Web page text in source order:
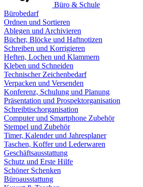
Büro & Schule
Bürobedarf
Ordnen und Sortieren
Ablegen und Archivieren
Bücher, Blöcke und Haftnotizen
Schreiben und Korrigieren
Heften, Lochen und Klammern
Kleben und Schneiden
Technischer Zeichenbedarf
Verpacken und Versenden
Konferenz, Schulung und Planung
Präsentation und Prospektorganisation
Schreibtischorganisation
Computer und Smartphone Zubehör
Stempel und Zubehör
Timer, Kalender und Jahresplaner
Taschen, Koffer und Lederwaren
Geschäftsausstattung
Schutz und Erste Hilfe
Schöner Schenken
Büroausstattung